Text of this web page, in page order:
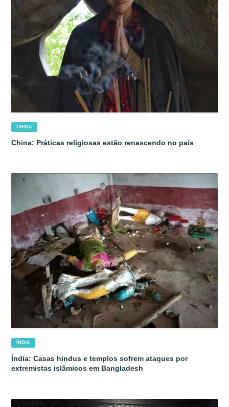
CHINA
China: Práticas religiosas estão renascendo no país
ÍNDIA
Índia: Casas hindus e templos sofrem ataques por
extremistas islâmicos em Bangladesh